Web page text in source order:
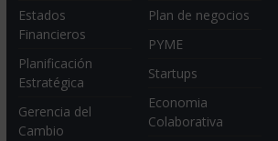
Estados
Financieros
Planificación
Estratégica
Gerencia del
Cambio
Plan de negocios
PYME
Startups
Economia
Colaborativa